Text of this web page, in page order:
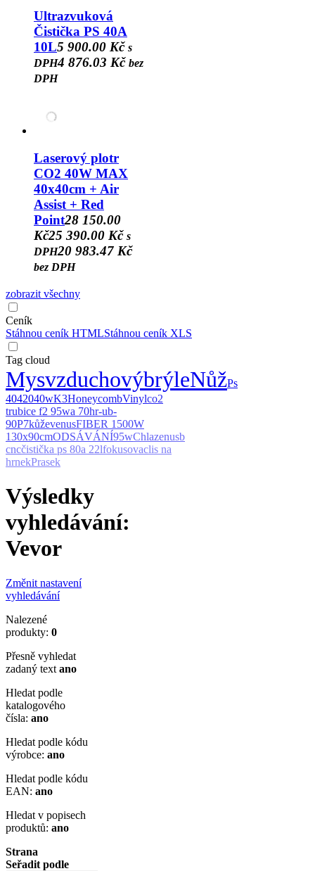
Ultrazvuková
Čistička PS 40A
10L5 900.00 Kč s
DPH4 876.03 Kč bez
DPH
Laserový plotr
CO2 40W MAX
40x40cm + Air
Assist + Red
Point28 150.00
Kč25 390.00 Kč s
DPH20 983.47 Kč
bez DPH
zobrazit všechny
Ceník
Stáhnou ceník HTMLStáhnou ceník XLS
Tag cloud
MysvzduchovýbrýleNůžPs
4042040wK3HoneycombVinylco2
trubice f2 95wa 70hr-ub-
90P7kůževenusFIBER 1500W
130x90cmODSÁVÁNÍ95wChlazenusb
cncčistička ps 80a 22lfokusovaclis na
hrnekPrasek
Výsledky
vyhledávání:
Vevor
Změnit nastavení
vyhledávání
Nalezené
produkty: 0
Přesně vyhledat
zadaný text ano
Hledat podle
katalogového
čísla: ano
Hledat podle kódu
výrobce: ano
Hledat podle kódu
EAN: ano
Hledat v popisech
produktů: ano
Strana
Seřadit podle